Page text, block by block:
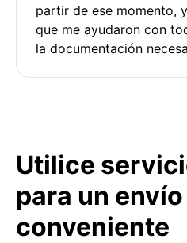
partir de ese momento,
que me ayudaron con
la documentación
Utilice
para un
conveniente